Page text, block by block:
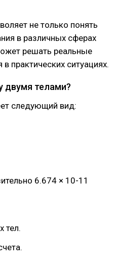
не только понять
в различных сферах
решать реальные
практических ситуациях.
двумя телами?
следующий вид:
6.674 × 10-11
тел.